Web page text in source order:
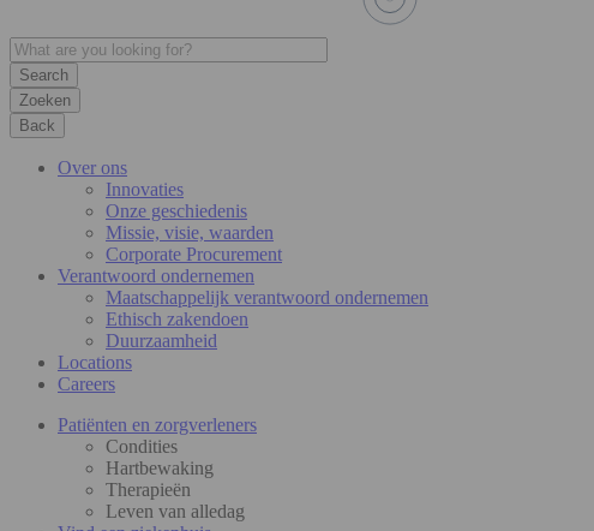
Zoeken
Back
Over ons
Innovaties
Onze geschiedenis
Missie, visie, waarden
Corporate Procurement
Verantwoord ondernemen
Maatschappelijk verantwoord ondernemen
Ethisch zakendoen
Duurzaamheid
Locations
Careers
Patiënten en zorgverleners
Condities
Hartbewaking
Therapieën
Leven van alledag